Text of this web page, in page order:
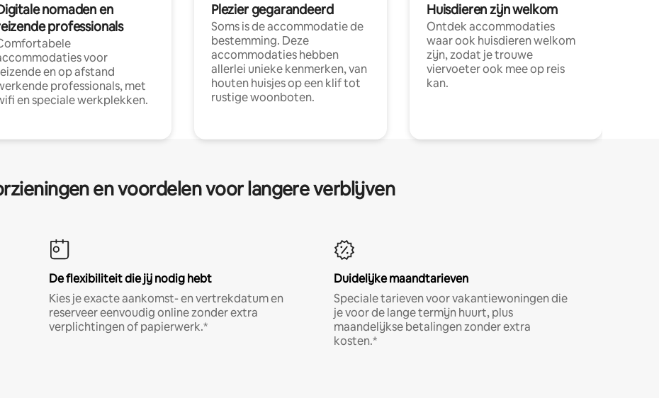
nomaden en
professionals
voor
en op afstand
professionals, met
en speciale werkplekken.
Plezier gegarandeerd
Soms is de accommodatie de
bestemming. Deze
accommodaties hebben
allerlei unieke kenmerken, van
houten huisjes op een klif tot
rustige woonboten.
Huisdieren zijn welkom
Ontdek accommodaties
waar ook huisdieren welkom
zijn, zodat je trouwe
viervoeter ook mee op reis
kan.
en voordelen voor langere verblijven
De flexibiliteit die jij nodig hebt
Kies je exacte aankomst- en vertrekdatum en
reserveer eenvoudig online zonder extra
verplichtingen of papierwerk.*
Duidelijke maandtarieven
Speciale tarieven voor vakantiewoningen die
je voor de lange termijn huurt, plus
maandelijkse betalingen zonder extra
kosten.*